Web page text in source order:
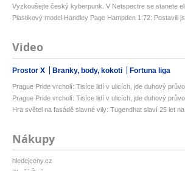
Vyzkoušejte český kyberpunk. V Netspectre se stanete
Plastikový model Handley Page Hampden 1:72: Postavili
Video
Prostor X Branky, body, kokoti Fortuna liga
Prague Pride vrcholí: Tisíce lidí v ulicích, jde duhový
Prague Pride vrcholí: Tisíce lidí v ulicích, jde duhový
Hra světel na fasádě slavné vily: Tugendhat slaví 25 let
Nákupy
hledejceny.cz